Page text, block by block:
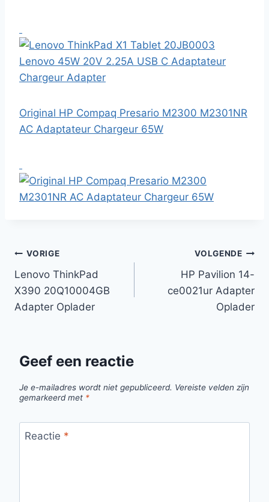
Original HP Compaq Presario M2300 M2301NR
AC Adaptateur Chargeur 65W
Bericht
navigatie
VORIGE
Lenovo ThinkPad
X390 20Q10004GB
Adapter Oplader
VOLGENDE
HP Pavilion 14-
ce0021ur Adapter
Oplader
Geef een reactie
Je e-mailadres wordt niet gepubliceerd. Vereiste velden zijn
gemarkeerd met *
Reactie *